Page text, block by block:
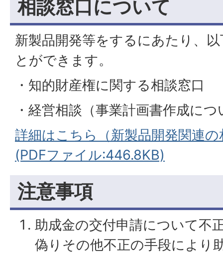
相談窓口について
新製品開発等をするにあたり、
とができます。
・知的財産権に関する相談窓口
・経営相談（事業計画書作成に
詳細はこちら（新製品開発関連
(PDFファイル:446.8KB)
注意事項
助成金の交付申請について不
偽りその他不正の手段により